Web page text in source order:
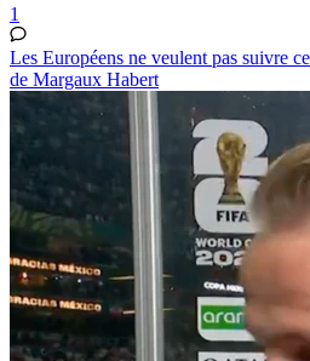
1
Les Européens ne veulent pas suivre
de Margaux Habert